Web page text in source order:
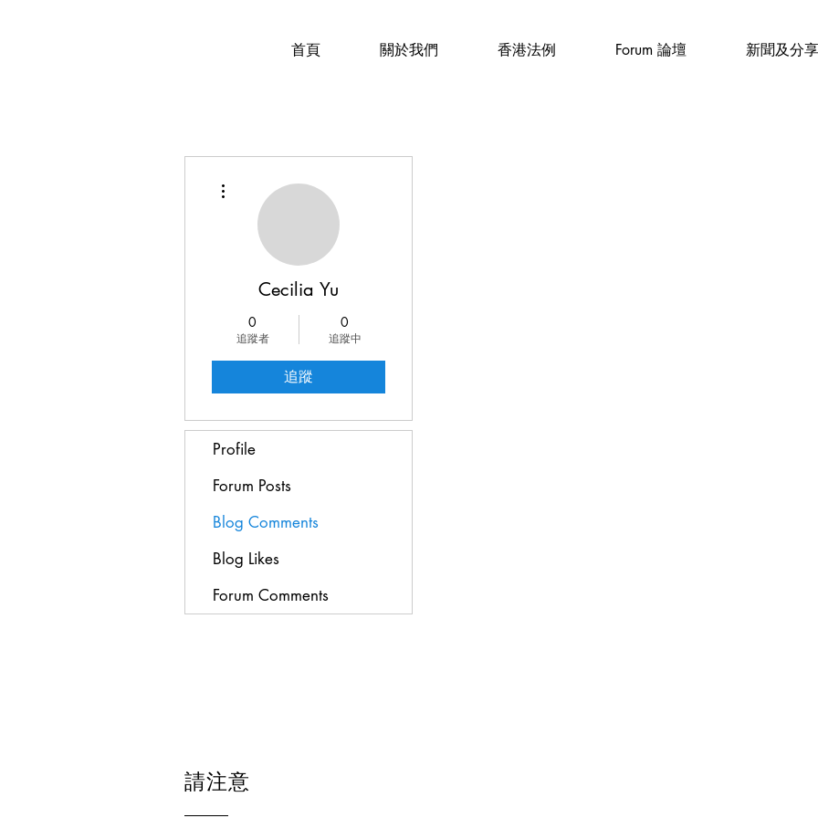
首頁 關於我們 香港法例 Forum 論壇 新聞及分享
Cecilia Yu
0
追蹤者
0
追蹤中
追蹤
Profile
Forum Posts
Blog Comments
Blog Likes
Forum Comments
請注意